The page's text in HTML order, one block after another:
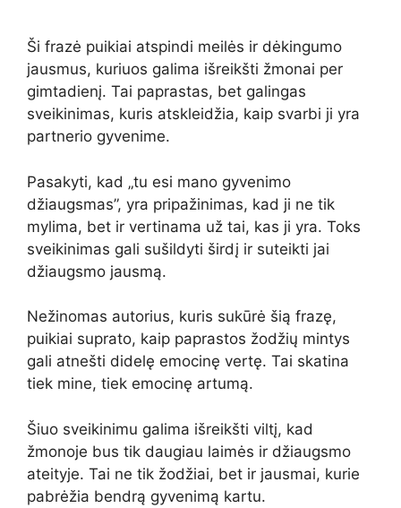
Ši frazė puikiai atspindi meilės ir dėkingumo
jausmus, kuriuos galima išreikšti žmonai per
gimtadienį. Tai paprastas, bet galingas
sveikinimas, kuris atskleidžia, kaip svarbi ji yra
partnerio gyvenime.
Pasakyti, kad „tu esi mano gyvenimo
džiaugsmas”, yra pripažinimas, kad ji ne tik
mylima, bet ir vertinama už tai, kas ji yra. Toks
sveikinimas gali sušildyti širdį ir suteikti jai
džiaugsmo jausmą.
Nežinomas autorius, kuris sukūrė šią frazę,
puikiai suprato, kaip paprastos žodžių mintys
gali atnešti didelę emocinę vertę. Tai skatina
tiek mine, tiek emocinę artumą.
Šiuo sveikinimu galima išreikšti viltį, kad
žmonoje bus tik daugiau laimės ir džiaugsmo
ateityje. Tai ne tik žodžiai, bet ir jausmai, kurie
pabrėžia bendrą gyvenimą kartu.